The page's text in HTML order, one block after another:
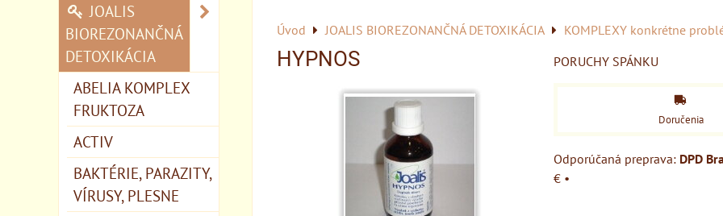
Úvod JOALIS BIOREZONANČNÁ DETOXIKÁCIA KOMPLEXY konkrétne
HYPNOS PORUCHY SPÁNKU
Doručenia
DPD
€ •
JOALIS
BIOREZONANČNÁ
DETOXIKÁCIA
ABELIA KOMPLEX
FRUKTOZA
ACTIV
BAKTÉRIE, PARAZITY,
VÍRUSY, PLESNE